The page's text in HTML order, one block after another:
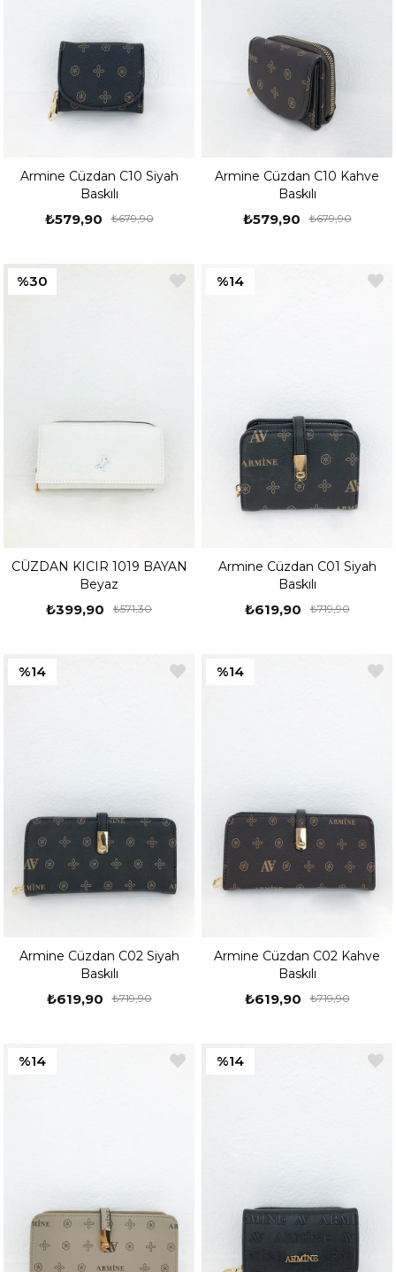
Armine Cüzdan C10 Siyah
Baskılı
₺579,90 ₺679,90
Armine Cüzdan C10 Kahve
Baskılı
₺579,90 ₺679,90
CÜZDAN KICIR 1019 BAYAN
Beyaz
₺399,90 ₺571,30
%30
Armine Cüzdan C01 Siyah
Baskılı
₺619,90 ₺719,90
%14
Armine Cüzdan C02 Siyah
Baskılı
₺619,90 ₺719,90
%14
Armine Cüzdan C02 Kahve
Baskılı
₺619,90 ₺719,90
%14
%14 %14